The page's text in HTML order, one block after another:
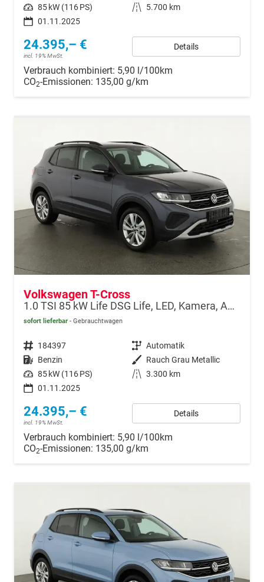
Leistung 85 kW (116 PS) Kilometerstand
5.700 km
01.11.2025
24.395,– €
incl. 19% MwSt.
Details
Verbrauch kombiniert: 5,90 l/100km
CO2-Emissionen: 135,00 g/km
Volkswagen T-Cross
1.0 TSI 85 kW Life DSG Life, LED, Kamera, ACC, Side, Winter, 17-Zoll, 3-J. Garantie
sofort lieferbar Gebrauchtwagen
Fahrzeugnr. 184397 Getriebe Automatik
Kraftstoff Benzin Außenfarbe Rauch Grau Metallic
Leistung 85 kW (116 PS) Kilometerstand 3.300 km
01.11.2025
24.395,– €
incl. 19% MwSt.
Details
Verbrauch kombiniert: 5,90 l/100km
CO2-Emissionen: 135,00 g/km